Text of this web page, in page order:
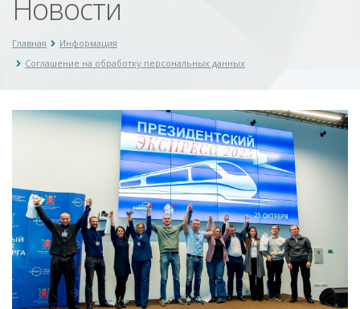
Новости
Главная
Информация
Соглашение на обработку персональных данных